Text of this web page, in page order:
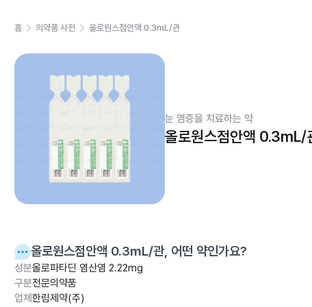
홈 의약품 사전 올로원스점안액 0.3mL/관
눈 염증을 치료하는 약
올로원스점안액 0.3mL/
올로원스점안액 0.3mL/관, 어떤 약인가요?
성분올로파타딘 염산염 2.22mg
구분전문의약품
업체 한림제약(주)